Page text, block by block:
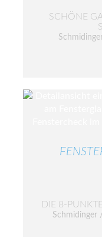
SCHÖNE
DIE 8-
Schmidinger